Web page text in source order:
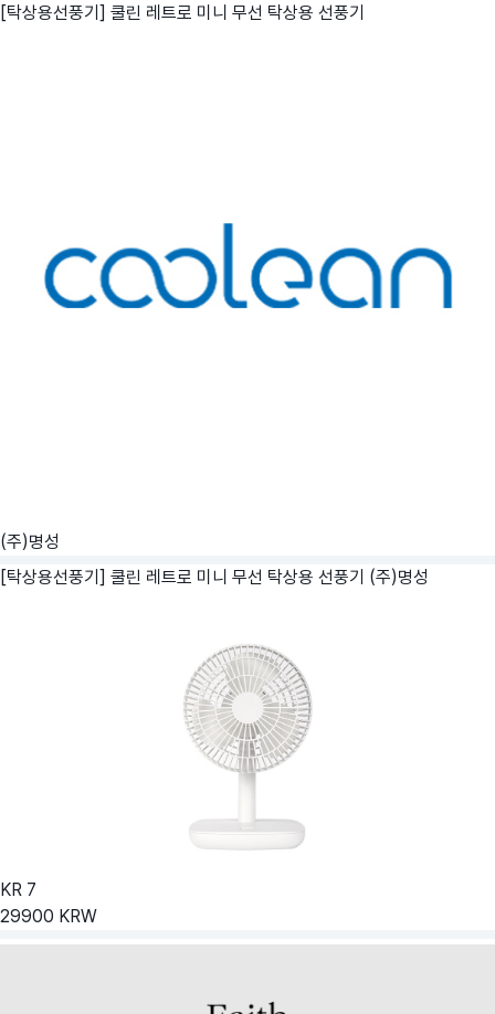
[탁상용선풍기] 쿨린 레트로 미니 무선 탁상용 선풍기
(주)명성
[탁상용선풍기] 쿨린 레트로 미니 무선 탁상용 선풍기 (주)명성
KR 7
29900 KRW